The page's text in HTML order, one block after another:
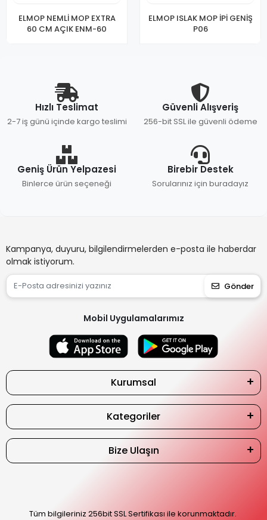
ELMOP NEMLİ MOP EXTRA
60 CM AÇIK ENM-60
ELMOP ISLAK MOP İPİ GENİŞ
P06
Hızlı Teslimat
2-7 iş günü içinde kargo teslimi
Güvenli Alışveriş
256-bit SSL ile güvenli ödeme
Geniş Ürün Yelpazesi
Binlerce ürün seçeneği
Birebir Destek
Sorularınız için buradayız
Kampanya, duyuru, bilgilendirmelerden e-posta ile haberdar
olmak istiyorum.
Gönder
Mobil Uygulamalarımız
Kurumsal
Kategoriler
Bize Ulaşın
Tüm bilgileriniz 256bit SSL Sertifikası ile korunmaktadır.